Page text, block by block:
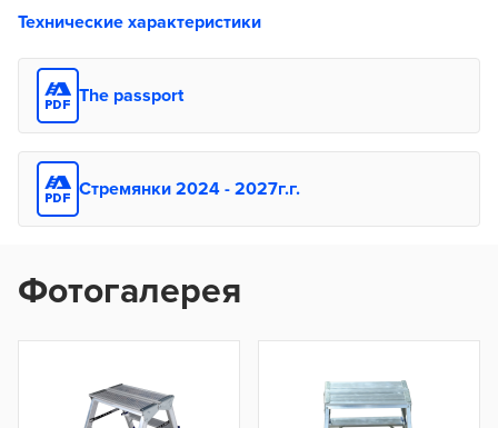
Технические характеристики
The passport
Стремянки 2024 - 2027г.г.
Фотогалерея